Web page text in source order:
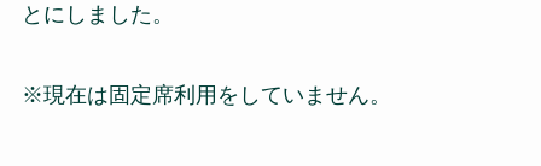
とにしました。
※現在は固定席利用をしていません。